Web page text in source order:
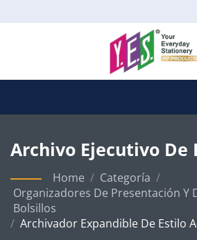
Archivo Ejecutivo De
Mango Retráctil –
Premium De
Documentos En PP
Home / Categoría /
Organizadores De Presentación Y
Bolsillos
/ Archivador Expandible De Estilo